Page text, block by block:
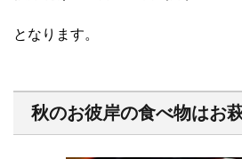
となります。
秋のお彼岸の食べ物はお